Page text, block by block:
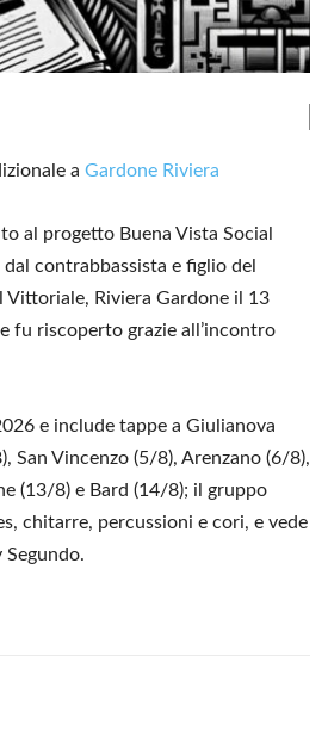
a Gardone Riviera
al progetto Buena Vista Social
contrabbassista e figlio del
Vittoriale, Riviera Gardone il 13
fu riscoperto grazie all’incontro
e include tappe a Giulianova
San Vincenzo (5/8), Arenzano (6/8),
(13/8) e Bard (14/8); il gruppo
chitarre, percussioni e cori, e vede